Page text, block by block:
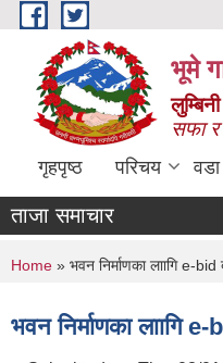
Skip to main content
भूमे
सफा र
गृहपृष्ठ परिचय
ताजा समाचार
You are here
Home » भवन निर्माणका लाागि e-
भवन निर्माणका लाागि